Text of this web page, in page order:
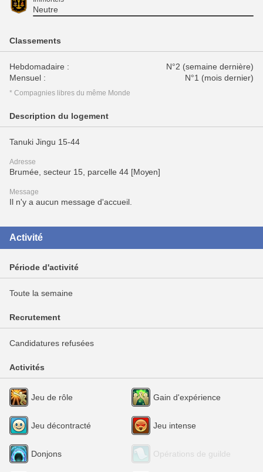
Neutre
Classements
Hebdomadaire :
N°2 (semaine dernière)
Mensuel :
N°1 (mois dernier)
* Compagnies libres du même Monde
Description du logement
Tanuki Jingu 15-44
Adresse
Brumée, secteur 15, parcelle 44 [Moyen]
Message
Il n'y a aucun message d'accueil.
Activité
Période d'activité
Toute la semaine
Recrutement
Candidatures refusées
Activités
Jeu de rôle Gain d'expérience
Jeu décontracté Jeu intense
Donjons Opérations de guilde